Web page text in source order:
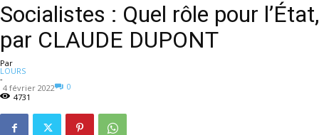
Socialistes : Quel rôle pour l’État,
par CLAUDE DUPONT
Par
LOURS
-
4 février 2022
0
4731